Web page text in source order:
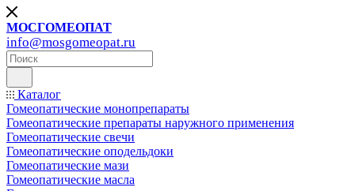
МОСГОМЕОПАТ
info@mosgomeopat.ru
Каталог
Гомеопатические монопрепараты
Гомеопатические препараты наружного применения
Гомеопатические свечи
Гомеопатические оподельдоки
Гомеопатические мази
Гомеопатические масла